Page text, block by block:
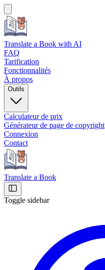
Translate a Book with AI
FAQ
Tarification
Fonctionnalités
À propos
Outils
Calculateur de prix
Générateur de page de copyright
Connexion
Contact
Translate a Book
Toggle sidebar